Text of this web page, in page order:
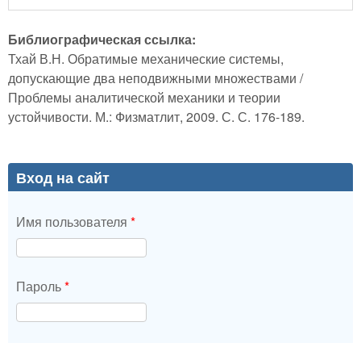
Библиографическая ссылка:
Тхай В.Н. Обратимые механические системы,
допускающие два неподвижными множествами /
Проблемы аналитической механики и теории
устойчивости. М.: Физматлит, 2009. С. С. 176-189.
Вход на сайт
Имя пользователя *
Пароль*